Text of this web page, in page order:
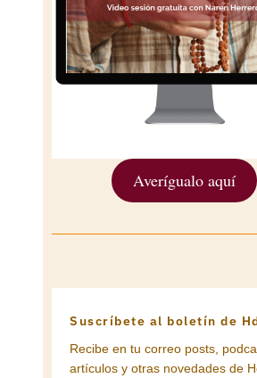
Averígualo aquí
Suscríbete al boletín de
Recibe en tu correo posts,
artículos y otras novedades de